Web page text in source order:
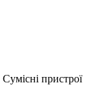
Сумісні пристрої